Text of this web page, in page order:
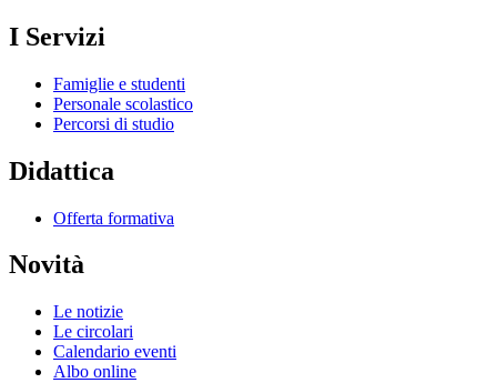
I Servizi
Famiglie e studenti
Personale scolastico
Percorsi di studio
Didattica
Offerta formativa
Novità
Le notizie
Le circolari
Calendario eventi
Albo online